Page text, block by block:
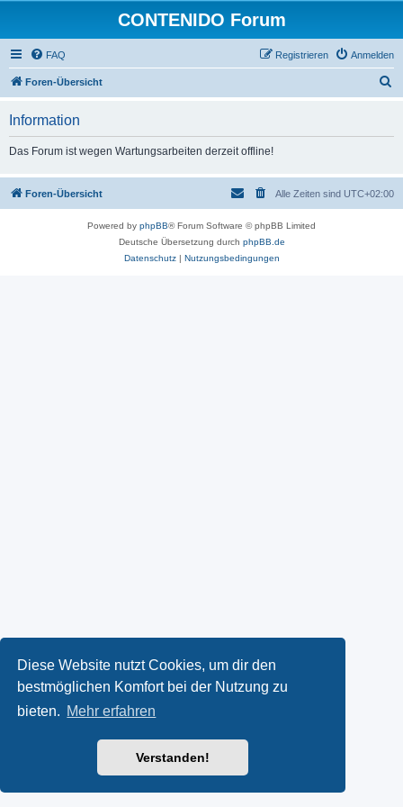
Diese Website nutzt Cookies, um dir den
bestmöglichen Komfort bei der Nutzung zu
bieten. Mehr erfahren
Verstanden!
CONTENIDO Forum
FAQ Anmelden
Registrieren
Foren-Übersicht
Information
Das Forum ist wegen Wartungsarbeiten derzeit offline!
Foren-Übersicht Alle Zeiten sind UTC+02:00
Powered by phpBB® Forum Software © phpBB Limited
Deutsche Übersetzung durch phpBB.de
Datenschutz| Nutzungsbedingungen